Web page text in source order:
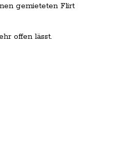
gemieteten Flirt
offen lässt.